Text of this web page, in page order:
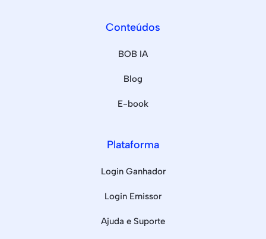
Conteúdos
BOB IA
Blog
E-book
Plataforma
Login Ganhador
Login Emissor
Ajuda e Suporte